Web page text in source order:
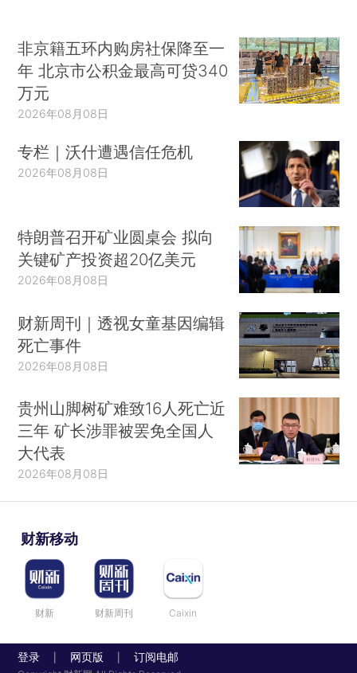
非京籍五环内购房社保降至一
年 北京市公积金最高可贷340
万元
2026年08月08日
专栏｜沃什遭遇信任危机
2026年08月08日
特朗普召开矿业圆桌会 拟向
关键矿产投资超20亿美元
2026年08月08日
财新周刊｜透视女童基因编辑
死亡事件
2026年08月08日
贵州山脚树矿难致16人死亡近
三年 矿长涉罪被罢免全国人
大代表
2026年08月08日
财新移动
财新 财新周刊 Caixin
登录 网页版 订阅电邮